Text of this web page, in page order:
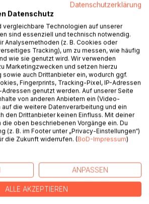
den Gedanken des
Irland und gleichzeitig erstmals an
heran: Connor Braeden
dass die Vampirgemeinschaft
oder später von ihrer
ihren Absichten erfahren!
zählt zu den Ältesten ...
Cousine, flieht vor der Erinnerung an
Urheber es jedoch kein
sie unfreiwillig Teil deren Welt
Hilfe und Beistand, wird jedoch
eines Vampirs konfrontiert: Angus,
Sohn, ist gekommen, um aus erster
Datenschutzerklärung
Datenschutz
vergleichbare Technologien auf unserer
sind essenziell und technisch notwendig.
Analysemethoden (z. B. Cookies oder
Tracking), um zu messen, wie häufig
wie sie genutzt wird. Wir verwenden
Marketingzwecken und setzen hierzu
auch Drittanbieter ein, wodurch ggf.
Fingerprints, Tracking-Pixel, IP-Adressen
genutzt werden. Auf unserer Seite
von anderen Anbietern ein (Video-
auf die weitere Datenverarbeitung und ein
den Drittanbieter keinen Einfluss. Mit deiner
die oben beschriebenen Vorgänge ein. Du
(z. B. im Footer unter „Privacy-Einstellungen“)
die Zukunft widerrufen. (BoD-Impressum)
ANPASSEN
ALLE AKZEPTIEREN